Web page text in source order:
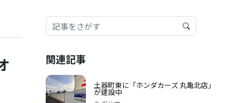
関連記事
土器町東に「ホンダカーズ 丸亀北店」
が建設中